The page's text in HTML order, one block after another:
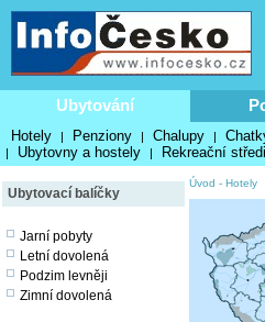
Ubytování
Hotely | Penziony | Chalupy |
| Ubytovny a hostely | Rekreační
Ubytovací balíčky
Jarní pobyty
Letní dovolená
Podzim levněji
Zimní dovolená
Úvod - Hotely